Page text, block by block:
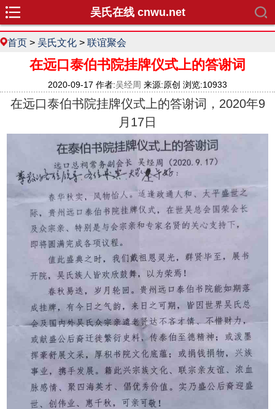
吴氏在线 cnwu.net
首页 > 吴氏文化 > 联谊聚会
在远口泰伯书院挂牌仪式上的答谢词
2020-09-17 作者:吴经周 来源:原创 浏览:10933
在远口泰伯书院挂牌仪式上的答谢词，2020年9
月17日